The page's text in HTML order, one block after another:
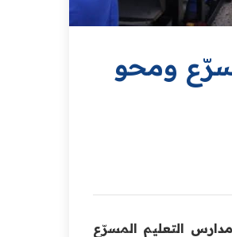
ومحو
التعليم المسرّع